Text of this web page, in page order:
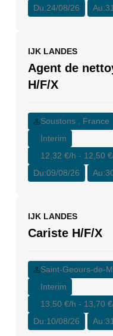
Du:24/08/26 Au:
IJK LANDES
Agent de
H/F/X
Soustons , France
Interim
12,32 €/h - 12,50
Du:09/08/26 Au:
IJK LANDES
Cariste H/F/X
Saint-Geours-de-
Interim
13,50 €/h - 13,70
Du:10/08/26 Au: